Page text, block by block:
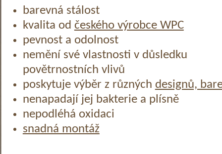
barevná stálost
kvalita od českého výrobce WPC
pevnost a odolnost
nemění své vlastnosti v důsledku
povětrnostních vlivů
poskytuje výběr z různých designů,
nenapadají jej bakterie a plísně
nepodléhá oxidaci
snadná montáž